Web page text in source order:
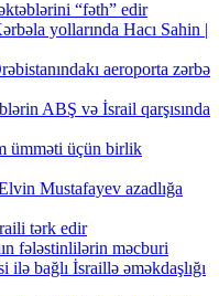
“fəth” edir
yollarında Hacı Sahin |
aeroporta zərbə
ABŞ və İsrail qarşısında
ümməti üçün birlik
Mustafayev azadlığa
tərk edir
fələstinlilərin məcburi
ilə bağlı İsraillə əməkdaşlığı